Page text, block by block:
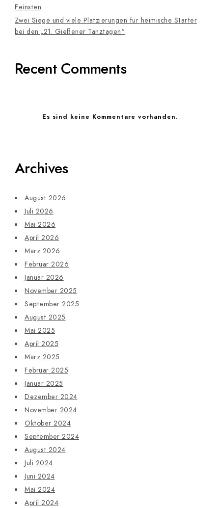
Feinsten
Zwei Siege und viele Platzierungen für heimische Starter
bei den „21. Gießener Tanztagen“
Recent Comments
Es sind keine Kommentare vorhanden.
Archives
August 2026
Juli 2026
Mai 2026
April 2026
März 2026
Februar 2026
Januar 2026
November 2025
September 2025
August 2025
Mai 2025
April 2025
März 2025
Februar 2025
Januar 2025
Dezember 2024
November 2024
Oktober 2024
September 2024
August 2024
Juli 2024
Juni 2024
Mai 2024
April 2024